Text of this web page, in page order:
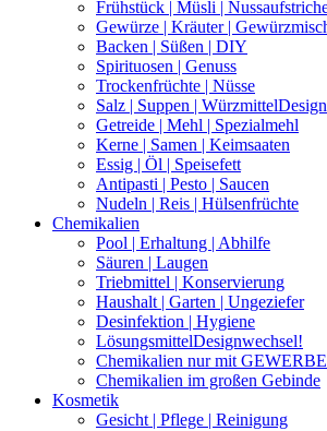
Frühstück | Müsli |
Gewürze | Kräuter |
Backen | Süßen | DIY
Spirituosen | Genuss
Trockenfrüchte | Nüsse
Salz | Suppen | Würzmittel
Getreide | Mehl | Spezialmehl
Kerne | Samen | Keimsaaten
Essig | Öl | Speisefett
Antipasti | Pesto | Saucen
Nudeln | Reis | Hülsenfrüchte
Chemikalien
Pool | Erhaltung | Abhilfe
Säuren | Laugen
Triebmittel | Konservierung
Haushalt | Garten | Ungeziefer
Desinfektion | Hygiene
LösungsmittelDesignwechsel!
Chemikalien nur mit
Chemikalien im großen Gebinde
Kosmetik
Gesicht | Pflege | Reinigung